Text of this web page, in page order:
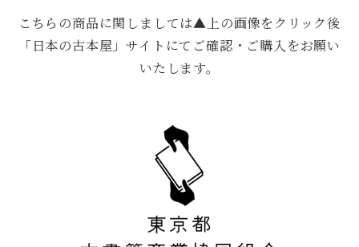
こちらの商品に関しましては▲上の画像をクリック後
「日本の古本屋」サイトにてご確認・ご購入をお願い
いたします。